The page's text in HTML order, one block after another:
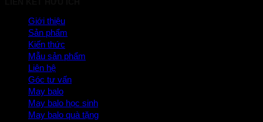
Giới thiệu
Sản phẩm
Kiến thức
Mẫu sản phẩm
Liên hệ
Góc tư vấn
May balo
May balo học sinh
May balo quà tặng